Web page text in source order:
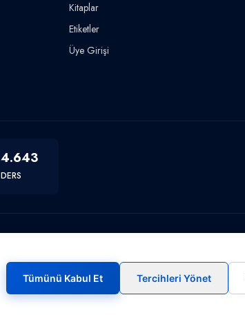
Kitaplar
Etiketler
Üye Girişi
4.643
DERS
Tümünü Kabul Et Tercihleri Yönet